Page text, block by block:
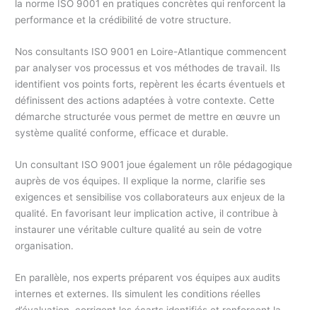
la norme ISO 9001 en pratiques concrètes qui renforcent la
performance et la crédibilité de votre structure.
Nos consultants ISO 9001 en Loire-Atlantique commencent
par analyser vos processus et vos méthodes de travail. Ils
identifient vos points forts, repèrent les écarts éventuels et
définissent des actions adaptées à votre contexte. Cette
démarche structurée vous permet de mettre en œuvre un
système qualité conforme, efficace et durable.
Un consultant ISO 9001 joue également un rôle pédagogique
auprès de vos équipes. Il explique la norme, clarifie ses
exigences et sensibilise vos collaborateurs aux enjeux de la
qualité. En favorisant leur implication active, il contribue à
instaurer une véritable culture qualité au sein de votre
organisation.
En parallèle, nos experts préparent vos équipes aux audits
internes et externes. Ils simulent les conditions réelles